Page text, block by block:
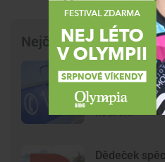
Nejčtenější články
Krvavý útok
Agresoři
kouření
Dědeček